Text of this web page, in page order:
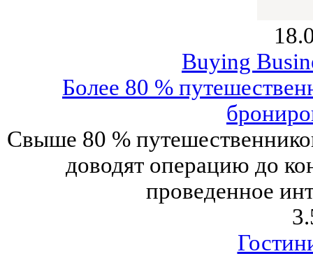
Buying
Более 80 %
Свыше 80 %
доводят операцию до
проведенное